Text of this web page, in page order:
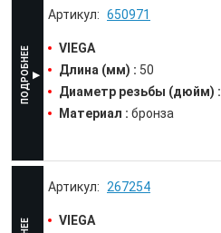
650971
VIEGA
Длина (мм) : 50
Диаметр резьбы (дюйм) :
Материал : бронза
267254
VIEGA